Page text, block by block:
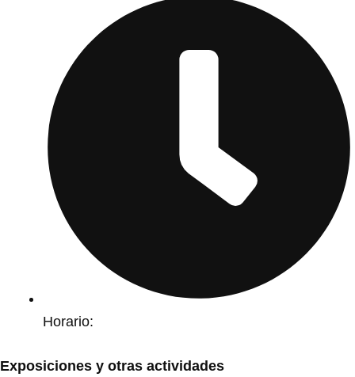
Horario:
Exposiciones y otras actividades